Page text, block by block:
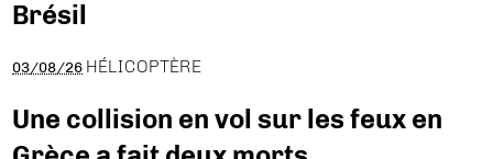
Brésil
03/08/26 HÉLICOPTÈRE
Une collision en vol sur les feux en